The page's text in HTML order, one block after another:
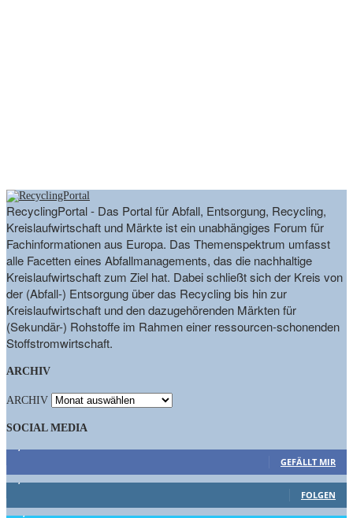
RecyclingPortal - Das Portal für Abfall, Entsorgung, Recycling,
Kreislaufwirtschaft und Märkte ist ein unabhängiges Forum für
Fachinformationen aus Europa. Das Themenspektrum umfasst
alle Facetten eines Abfallmanagements, das die nachhaltige
Kreislaufwirtschaft zum Ziel hat. Dabei schließt sich der Kreis von
der (Abfall-) Entsorgung über das Recycling bis hin zur
Kreislaufwirtschaft und den dazugehörenden Märkten für
(Sekundär-) Rohstoffe im Rahmen einer ressourcen-schonenden
Stoffstromwirtschaft.
ARCHIV
ARCHIV
SOCIAL MEDIA
GEFÄLLT MIR
FOLGEN